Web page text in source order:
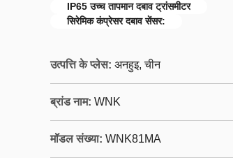
IP65 उच्च तापमान दबाव ट्रांसमीटर
सिरेमिक कंप्रेसर दबाव सेंसर:
उत्पत्ति के प्लेस: अनहुइ, चीन
ब्रांड नाम: WNK
मॉडल संख्या: WNK81MA